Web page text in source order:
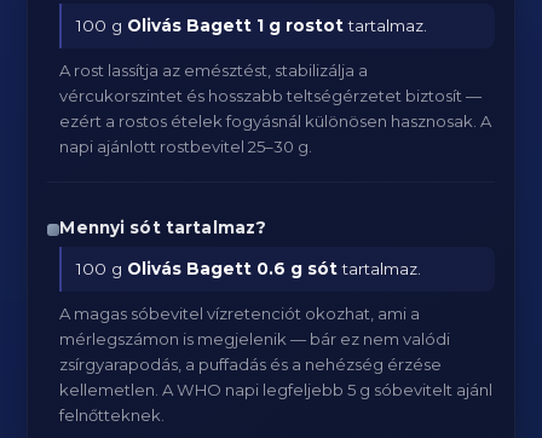
100 g Olivás Bagett 1 g rostottartalmaz.
A rost lassítja az emésztést, stabilizálja a
vércukorszintet és hosszabb teltségérzetet biztosít —
ezért a rostos ételek fogyásnál különösen hasznosak. A
napi ajánlott rostbevitel 25–30 g.
Mennyi sót tartalmaz?
100 g Olivás Bagett 0.6 g sóttartalmaz.
A magas sóbevitel vízretenciót okozhat, ami a
mérlegszámon is megjelenik — bár ez nem valódi
zsírgyarapodás, a puffadás és a nehézség érzése
kellemetlen. A WHO napi legfeljebb 5 g sóbevitelt ajánl
felnőtteknek.